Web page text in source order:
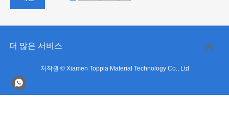
더 많은 서비스
저작권 © Xiamen Toppla Material Technology Co., Ltd
